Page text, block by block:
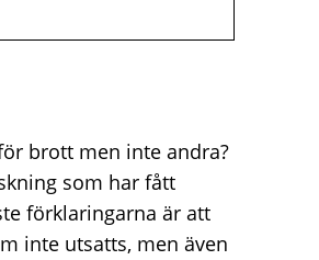
brott men inte andra?
som har fått
förklaringarna är att
inte utsatts, men även